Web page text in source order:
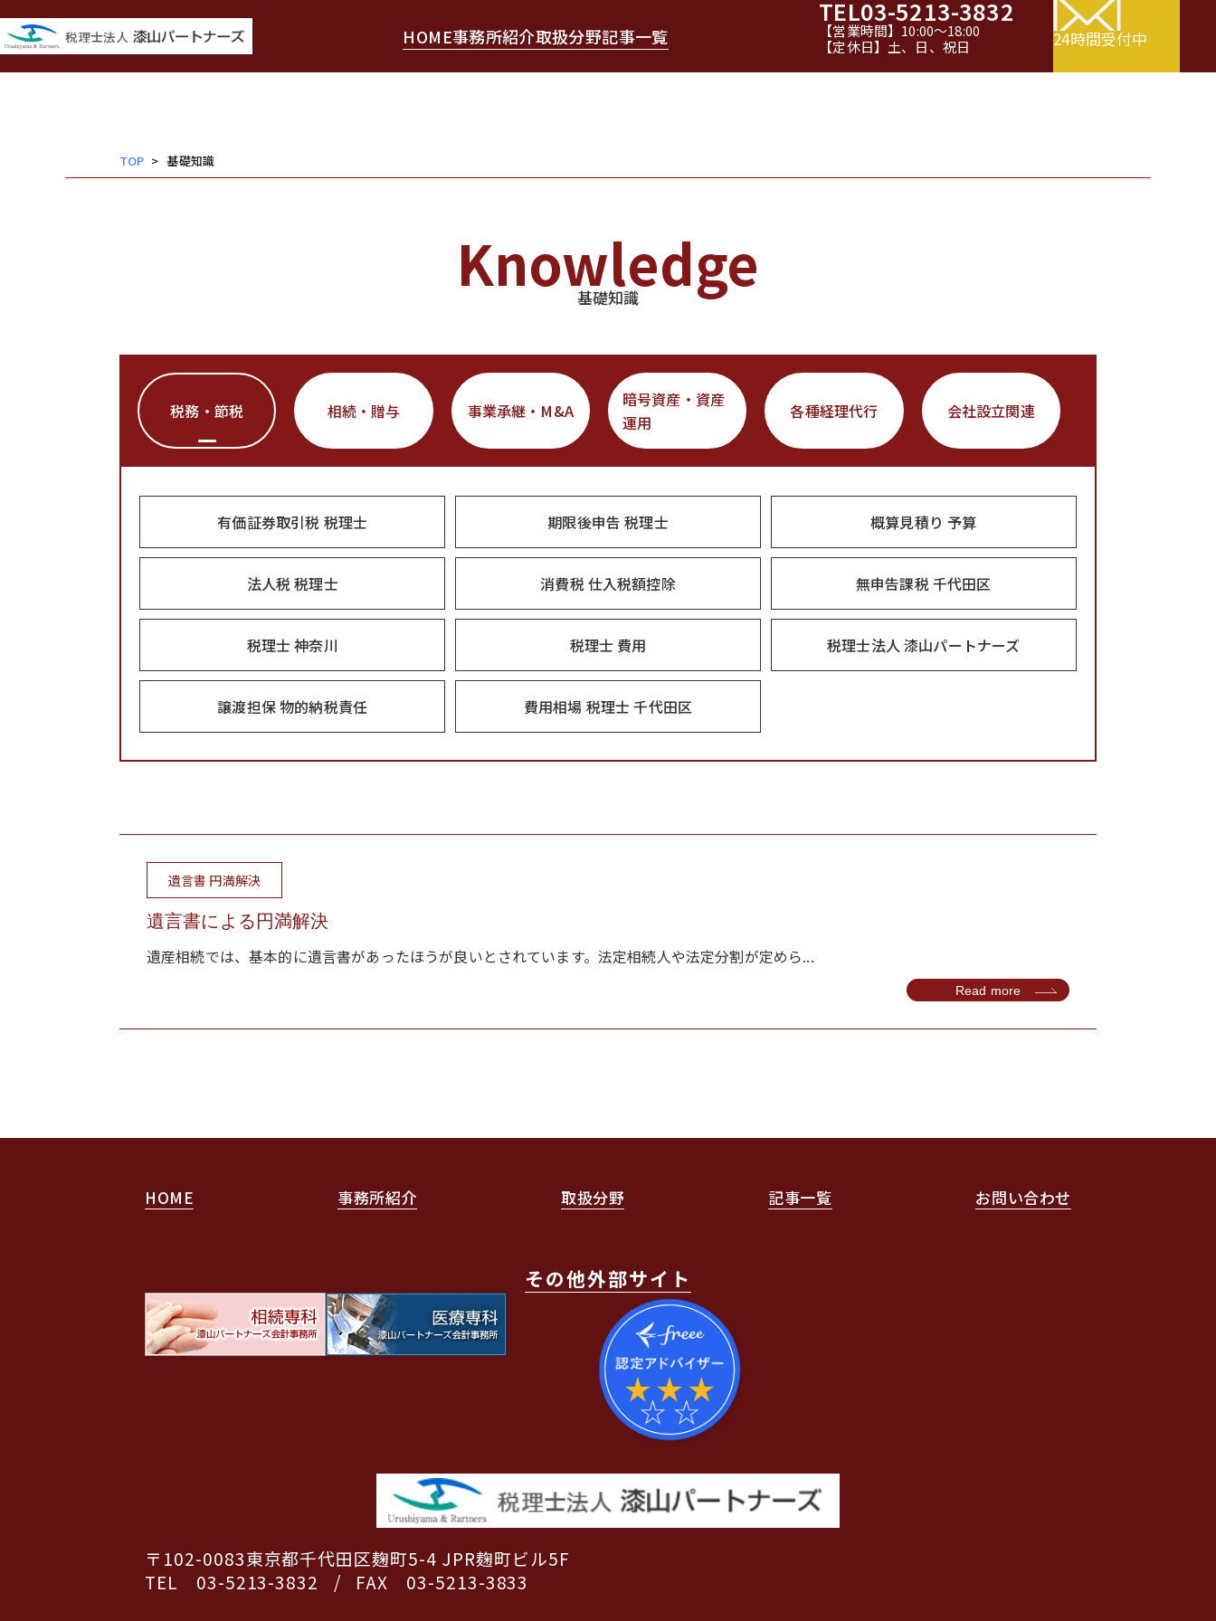
内
容
HOME事務所紹介取扱分野記事一覧
TEL03-5213-3832
【営業時間】10:00～18:00
【定休日】土、日、祝日
24時間受付中
TOP 基礎知識
Knowledge
基礎知識
税務・節税 相続・贈与 事業承継・M&A
暗号資産・資産
運用
各種経理代行 会社設立関連
有価証券取引税 税理士 期限後申告 税理士 概算見積り 予算
法人税 税理士 消費税 仕入税額控除 無申告課税 千代田区
税理士 神奈川 税理士 費用 税理士法人 漆山パートナーズ
譲渡担保 物的納税責任 費用相場 税理士 千代田区
遺言書 円満解決
遺言書による円満解決
遺産相続では、基本的に遺言書があったほうが良いとされています。法定相続人や法定分割が定めら...
Read more
HOME 事務所紹介 取扱分野 記事一覧 お問い合わせ
その他外部サイト
〒102-0083東京都千代田区麹町5-4 JPR麹町ビル5F
TEL 03-5213-3832
/ FAX 03-5213-3833